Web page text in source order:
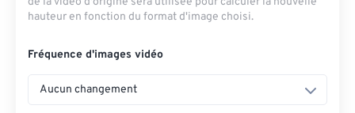
hauteur en fonction du format d'image choisi.
Fréquence d'images vidéo
Aucun changement